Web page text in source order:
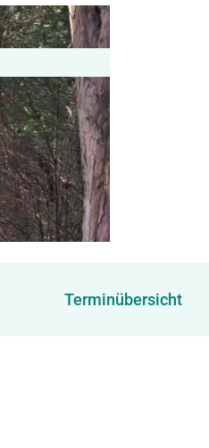
Terminübersicht